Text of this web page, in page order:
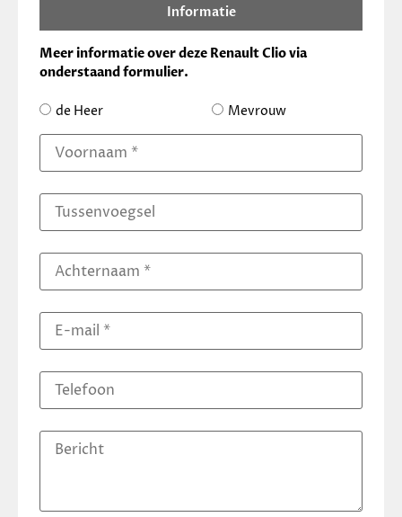
Informatie
Meer informatie over deze Renault Clio via
onderstaand formulier.
de Heer Mevrouw